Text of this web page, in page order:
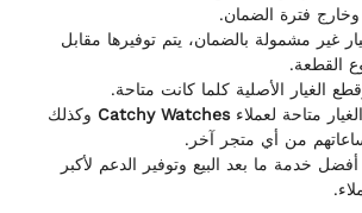
فترة الضمان.
غير مشمولة بالضمان، يتم توفيرها مقابل
القطعة.
الغيار الأصلية كلما كانت متاحة.
متاحة لعملاءCatchy Watches وكذلك
ساعاتهم من أي متجر آخر.
خدمة ما بعد البيع وتوفير الدعم لأكبر